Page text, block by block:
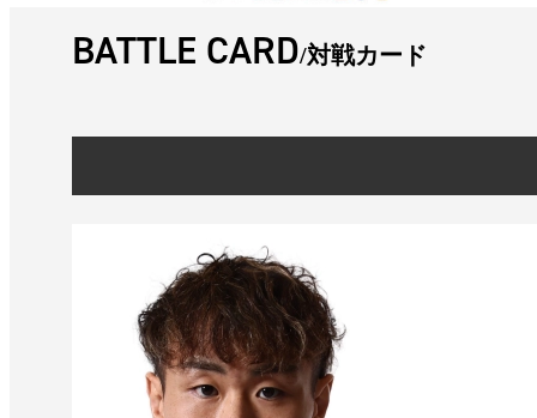
BATTLE CARD 対戦カード